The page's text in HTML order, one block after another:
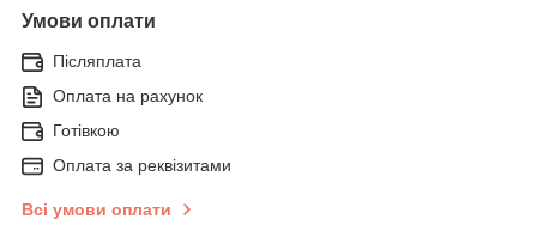
Умови оплати
Післяплата
Оплата на рахунок
Готівкою
Оплата за реквізитами
Всі умови оплати